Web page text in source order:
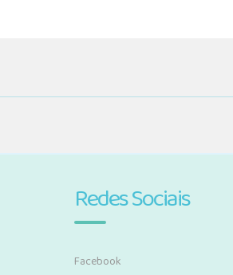
Redes Sociais
Facebook